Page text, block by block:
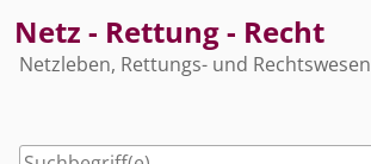
to
content
Netz - Rettung - Recht
Netzleben, Rettungs- und Rechtswesen